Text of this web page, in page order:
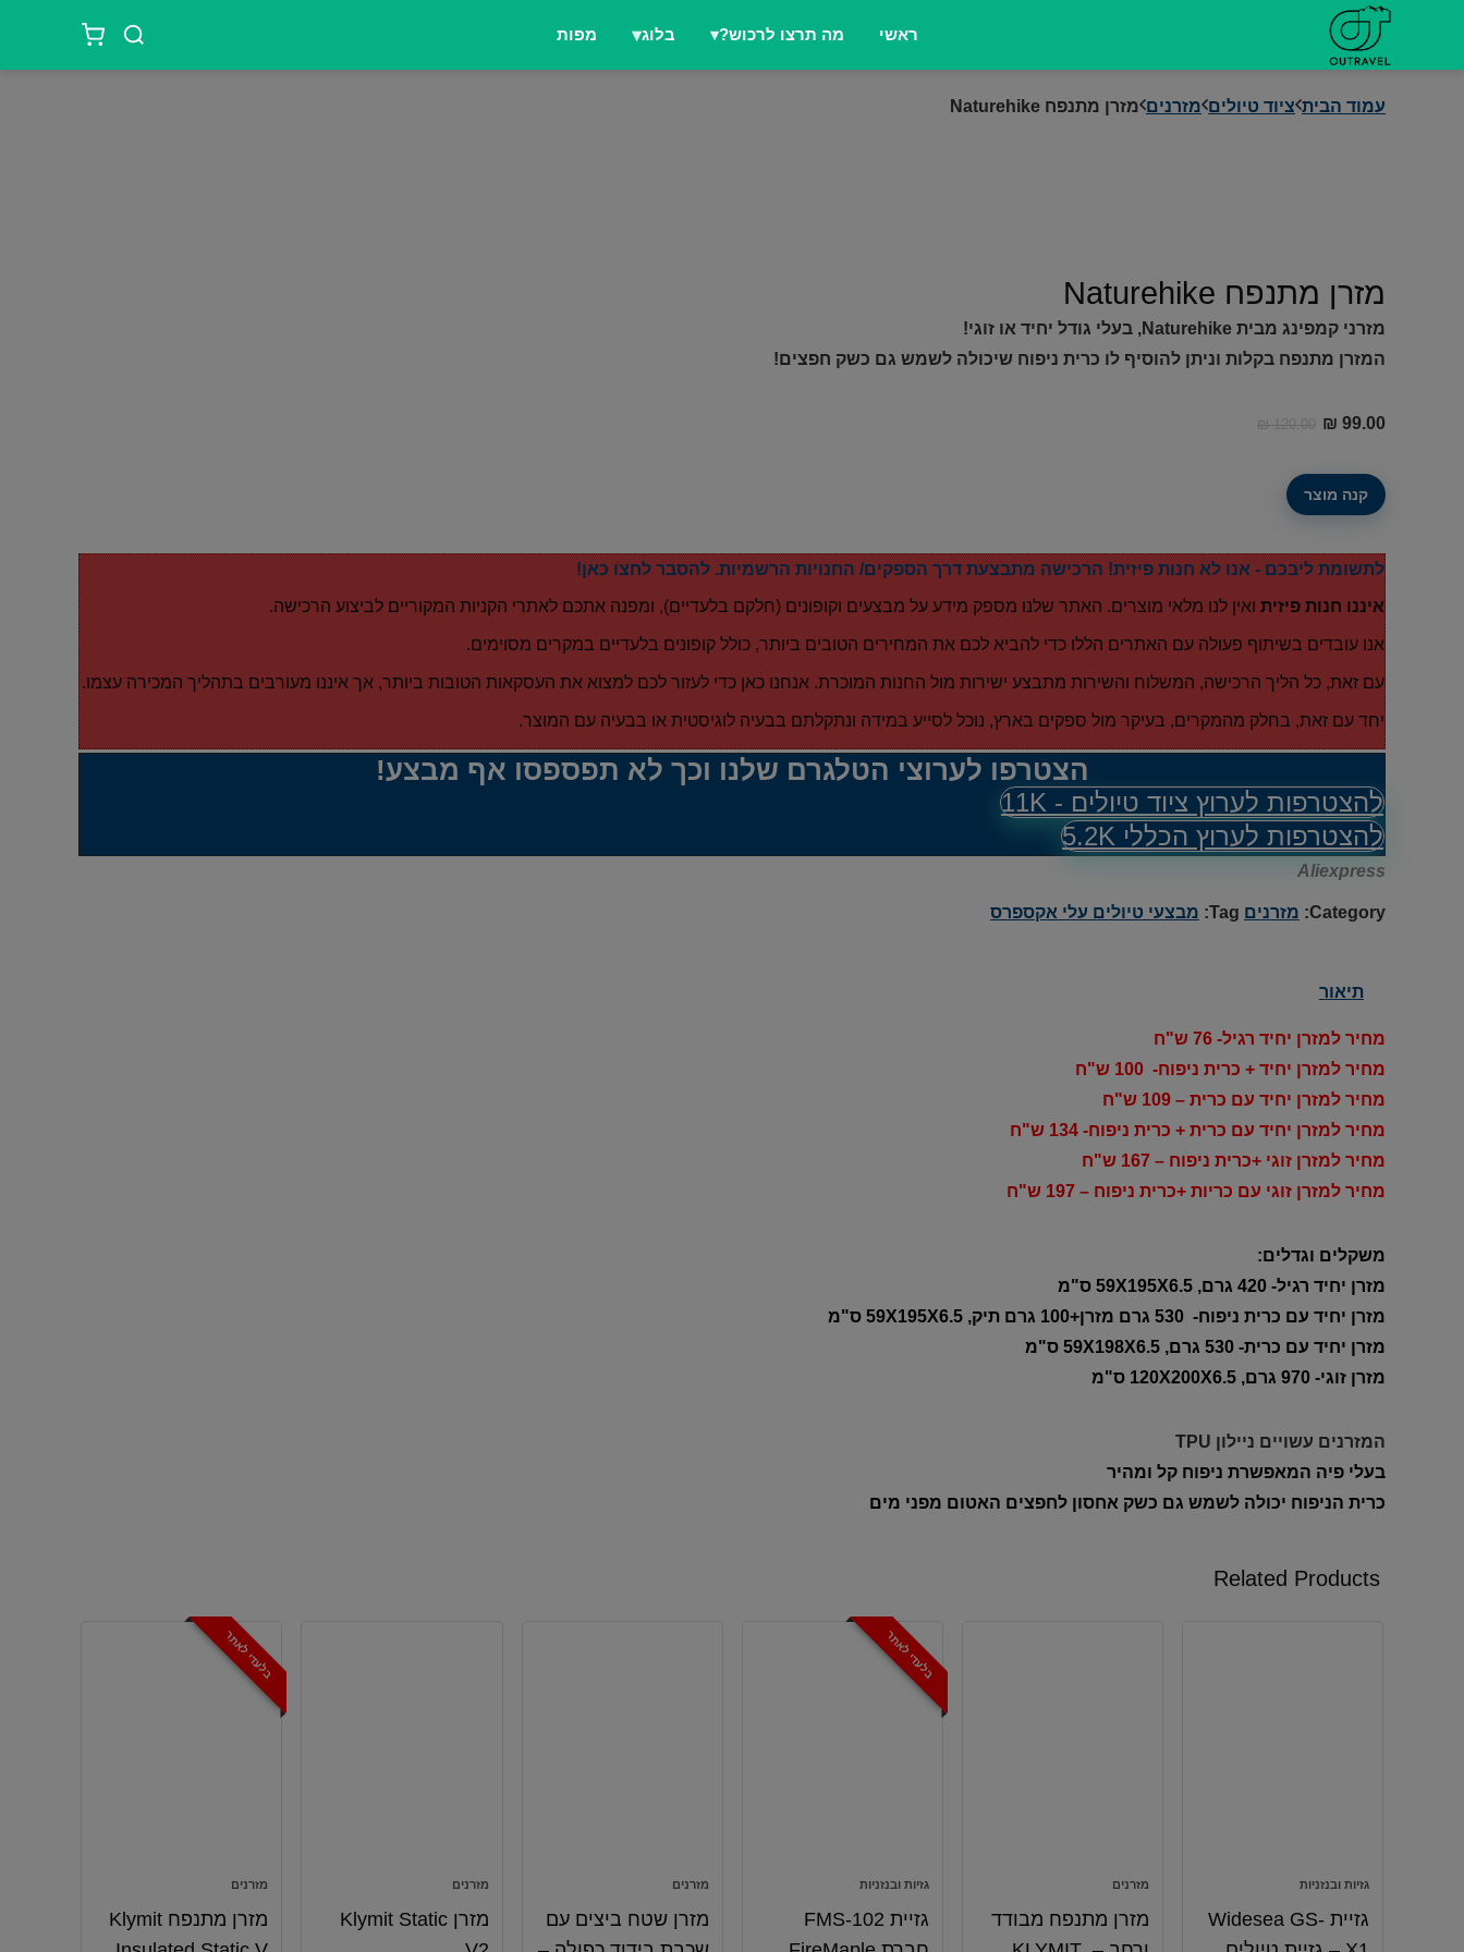
ראשי מה תרצו לרכוש? בלוג מפות
עמוד הבית ציוד טיולים מזרנים מזרן מתנפח Naturehike
מזרן מתנפח Naturehike
מזרני קמפינג מבית Naturehike, בעלי גודל יחיד או זוגי!
המזרן מתנפח בקלות וניתן להוסיף לו כרית ניפוח שיכולה לשמש גם כשק חפצים!
₪120.00
המחיר
₪ 99.00
המחיר
קנה מוצר
לתשומת ליבכם - אנו לא חנות פיזית! הרכישה מתבצעת דרך הספקים/ החנויות הרשמיות. להסבר לחצו כאן!
איננו חנות פיזית ואין לנו מלאי מוצרים. האתר שלנו מספק מידע על מבצעים וקופונים (חלקם בלעדיים), ומפנה אתכם לאתרי הקניות המקוריים לביצוע הרכישה.
אנו עובדים בשיתוף פעולה עם האתרים הללו כדי להביא לכם את המחירים הטובים ביותר, כולל קופונים בלעדיים במקרים מסוימים.
עם זאת, כל הליך הרכישה, המשלוח והשירות מתבצע ישירות מול החנות המוכרת. אנחנו כאן כדי לעזור לכם למצוא את העסקאות הטובות ביותר, אך איננו מעורבים בתהליך המכירה עצמו.
יחד עם זאת, בחלק מהמקרים, בעיקר מול ספקים בארץ, נוכל לסייע במידה ונתקלתם בבעיה לוגיסטית או בבעיה עם המוצר.
הצטרפו לערוצי הטלגרם שלנו וכך לא תפספסו אף מבצע!
להצטרפות לערוץ ציוד טיולים - 11K
להצטרפות לערוץ הכללי 5.2K
Aliexpress
Category: מזרנים Tag: מבצעי טיולים עלי אקספרס
תיאור
מחיר למזרן יחיד רגיל- 76 ש"ח
מחיר למזרן יחיד + כרית ניפוח- 100 ש"ח
מחיר למזרן יחיד עם כרית – 109 ש"ח
מחיר למזרן יחיד עם כרית + כרית ניפוח- 134 ש"ח
מחיר למזרן זוגי +כרית ניפוח – 167 ש"ח
מחיר למזרן זוגי עם כריות +כרית ניפוח – 197 ש"ח
משקלים וגדלים:
מזרן יחיד רגיל- 420 גרם, 59X195X6.5 ס"מ
מזרן יחיד עם כרית ניפוח- 530 גרם מזרן+100 גרם תיק, 59X195X6.5 ס"מ
מזרן יחיד עם כרית- 530 גרם, 59X198X6.5 ס"מ
מזרן זוגי- 970 גרם, 120X200X6.5 ס"מ
המזרנים עשויים ניילון TPU
בעלי פיה המאפשרת ניפוח קל ומהיר
כרית הניפוח יכולה לשמש גם כשק אחסון לחפצים האטום מפני מים
Related Products
גזיות ובנזניות
גזיית Widesea GS-
מזרנים
מזרן מתנפח מבודד
בלעדי לאתר
גזיות ובנזניות
גזיית FMS-102
מזרנים
מזרן שטח ביצים עם
מזרנים
מזרן Klymit Static
בלעדי לאתר
מזרנים
מזרן מתנפח Klymit